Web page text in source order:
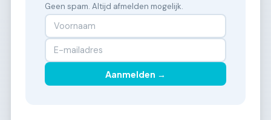
Geen spam. Altijd afmelden mogelijk.
Aanmelden →